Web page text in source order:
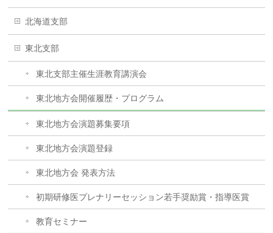
北海道支部
東北支部
東北支部主催生涯教育講演会
東北地方会開催履歴・プログラム
東北地方会演題募集要項
東北地方会演題登録
東北地方会 発表方法
初期研修医プレナリーセッション若手奨励賞・指導医賞
教育セミナー